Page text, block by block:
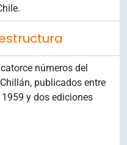
números del
publicados entre
y dos ediciones